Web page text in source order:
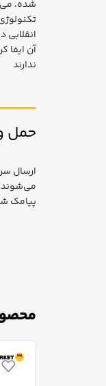
شده، می
آن ایفا
ندارند
حمل
می‌شوند
پیامک